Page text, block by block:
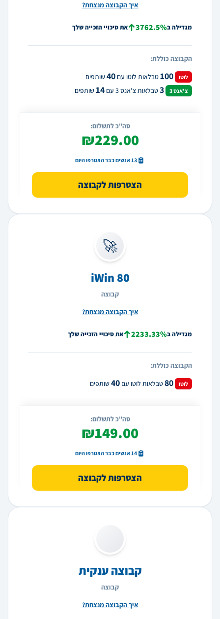
איך הקבוצה מנצחת?
מגדילה ב3762.5% את סיכויי הזכייה שלך
הקבוצה כוללת:
לוטו 100טבלאות לוטו עם 40שותפים
צ'אנס 3 3טבלאות צ'אנס 3 עם 14שותפים
סה"כ לתשלום:
₪229.00
13 אנשים כבר הצטרפו היום
הצטרפות לקבוצה
🚀
iWin 80
קבוצה
איך הקבוצה מנצחת?
מגדילה ב2233.33% את סיכויי הזכייה שלך
הקבוצה כוללת:
לוטו 80טבלאות לוטו עם 40שותפים
סה"כ לתשלום:
₪149.00
14 אנשים כבר הצטרפו היום
הצטרפות לקבוצה
קבוצה ענקית
קבוצה
איך הקבוצה מנצחת?